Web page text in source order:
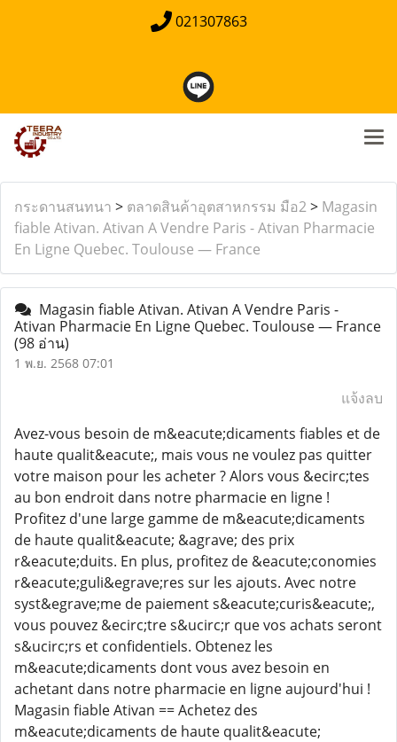
021307863
กระดานสนทนา > ตลาดสินค้าอุตสาหกรรม มือ2> Magasin
fiable Ativan. Ativan A Vendre Paris - Ativan Pharmacie
En Ligne Quebec. Toulouse — France
Magasin fiable Ativan. Ativan A Vendre Paris -
Ativan Pharmacie En Ligne Quebec. Toulouse — France
(98 อ่าน)
1 พ.ย. 2568 07:01
แจ้งลบ
Avez-vous besoin de m&eacute;dicaments fiables et de
haute qualit&eacute;, mais vous ne voulez pas quitter
votre maison pour les acheter ? Alors vous &ecirc;tes
au bon endroit dans notre pharmacie en ligne !
Profitez d'une large gamme de m&eacute;dicaments
de haute qualit&eacute; &agrave; des prix
r&eacute;duits. En plus, profitez de &eacute;conomies
r&eacute;guli&egrave;res sur les ajouts. Avec notre
syst&egrave;me de paiement s&eacute;curis&eacute;,
vous pouvez &ecirc;tre s&ucirc;r que vos achats seront
s&ucirc;rs et confidentiels. Obtenez les
m&eacute;dicaments dont vous avez besoin en
achetant dans notre pharmacie en ligne aujourd'hui !
Magasin fiable Ativan == Achetez des
m&eacute;dicaments de haute qualit&eacute;